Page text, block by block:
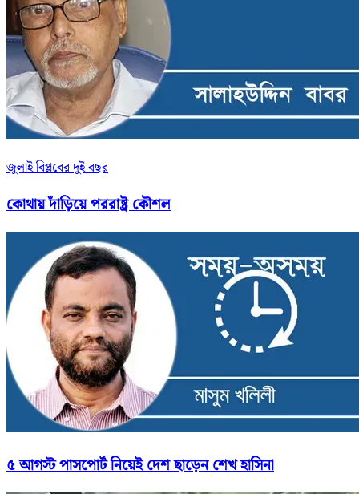
জুলাই বিপ্লবের দুই বছর
কোথায় দাঁড়িয়ে পররাষ্ট্র কৌশল
৫ আগস্ট পাসপোর্ট নিয়েই দেশ ছাড়েন শেখ হাসিনা